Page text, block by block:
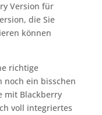
Version für
die Sie
können
richtige
noch ein bisschen
mit Blackberry
voll integriertes